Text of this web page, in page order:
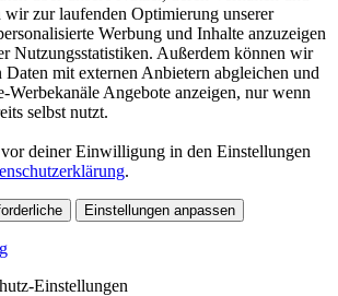
wir zur laufenden Optimierung unserer
Werbung und Inhalte anzuzeigen
Nutzungsstatistiken. Außerdem können wir
Daten mit externen Anbietern abgleichen und
Werbekanäle Angebote anzeigen, nur wenn
selbst nutzt.
deiner Einwilligung in den Einstellungen
.
Einstellungen anpassen
Einstellungen